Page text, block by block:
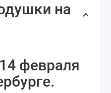
на
февраля